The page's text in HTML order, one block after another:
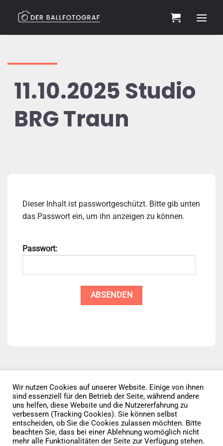
11.10.2025 Studio
BRG Traun
Dieser Inhalt ist passwortgeschützt. Bitte gib unten
das Passwort ein, um ihn anzeigen zu können.
Passwort:
Datenschutz AGB Impressum
Vertrag widerrufen
Wir nutzen Cookies auf unserer Website. Einige von ihnen
sind essenziell für den Betrieb der Seite, während andere
uns helfen, diese Website und die Nutzererfahrung zu
verbessern (Tracking Cookies). Sie können selbst
entscheiden, ob Sie die Cookies zulassen möchten. Bitte
beachten Sie, dass bei einer Ablehnung womöglich nicht
mehr alle Funktionalitäten der Seite zur Verfügung stehen.